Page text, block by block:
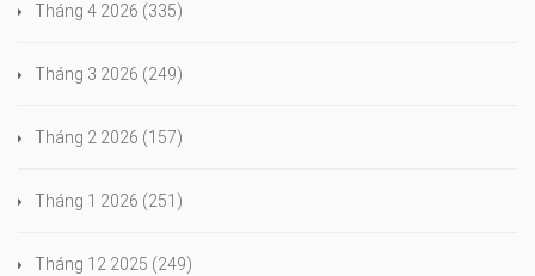
Tháng 4 2026 (335)
Tháng 3 2026 (249)
Tháng 2 2026 (157)
Tháng 1 2026 (251)
Tháng 12 2025 (249)